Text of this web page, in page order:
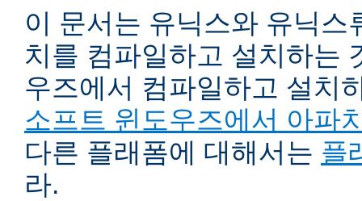
이 문서는 유닉스와 유닉스
치를 컴파일하고 설치하는
우즈에서 컴파일하고 설치
소프트 윈도우즈에서 아파
다른 플래폼에 대해서는 플
라.